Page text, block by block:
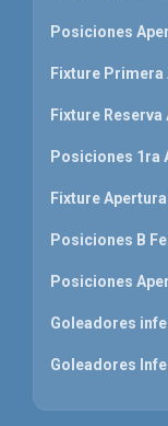
Posiciones
Fixture Primera
Fixture Reserva
Posiciones 1ra
Fixture
Posiciones B
Posiciones
Goleadores
Goleadores